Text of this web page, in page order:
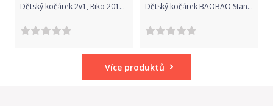
Dětský kočárek 2v1, Riko 2019 - Swift Natural - Latte Dětský kočárek BAOBAO Standart - červený
Více produktů